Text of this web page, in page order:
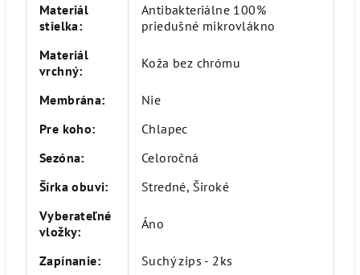
Materiál
stielka:
Antibakteriálne 100%
priedušné mikrovlákno
Materiál
vrchný: Koža bez chrómu
Membrána:
Nie
Pre koho:
Chlapec
Sezóna:
Celoročná
Šírka obuvi:
Stredné, Široké
Vyberateľné
vložky: Áno
Zapínanie:
Suchý zips - 2ks